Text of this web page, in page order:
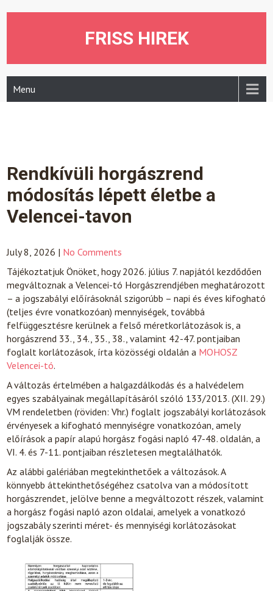
FRISS HIREK
Menu
Rendkívüli horgászrend
módosítás lépett életbe a
Velencei-tavon
July 8, 2026 | No Comments
Tájékoztatjuk Önöket, hogy 2026. július 7. napjától kezdődően
megváltoznak a Velencei-tó Horgászrendjében meghatározott
– a jogszabályi előírásoknál szigorúbb – napi és éves kifogható
(teljes évre vonatkozóan) mennyiségek, továbbá
felfüggesztésre kerülnek a felső méretkorlátozások is, a
horgászrend 33., 34., 35., 38., valamint 42-47. pontjaiban
foglalt korlátozások, írta közösségi oldalán a MOHOSZ
Velencei-tó.
A változás értelmében a halgazdálkodás és a halvédelem
egyes szabályainak megállapításáról szóló 133/2013. (XII. 29.)
VM rendeletben (röviden: Vhr.) foglalt jogszabályi korlátozások
érvényesek a kifogható mennyiségre vonatkozóan, amely
előírások a papír alapú horgász fogási napló 47-48. oldalán, a
VI. 4. és 7-11. pontjaiban részletesen megtalálhatók.
Az alábbi galériában megtekinthetőek a változások. A
könnyebb áttekinthetőségéhez csatolva van a módosított
horgászrendet, jelölve benne a megváltozott részek, valamint
a horgász fogási napló azon oldalai, amelyek a vonatkozó
jogszabály szerinti méret- és mennyiségi korlátozásokat
foglalják össze.